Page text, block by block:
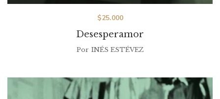
Desesperamor
$25.000
Por INÉS ESTÉVEZ